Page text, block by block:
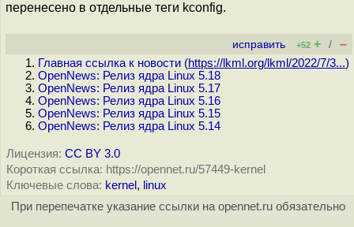
перенесено в отдельные теги kconfig.
исправить +52 + / –
Главная ссылка к новости (https://lkml.org/lkml/2022/7/3...)
OpenNews: Релиз ядра Linux 5.18
OpenNews: Релиз ядра Linux 5.17
OpenNews: Релиз ядра Linux 5.16
OpenNews: Релиз ядра Linux 5.15
OpenNews: Релиз ядра Linux 5.14
Лицензия: CC BY 3.0
Короткая ссылка: https://opennet.ru/57449-kernel
Ключевые слова: kernel , linux
При перепечатке указание ссылки на opennet.ru обязательно